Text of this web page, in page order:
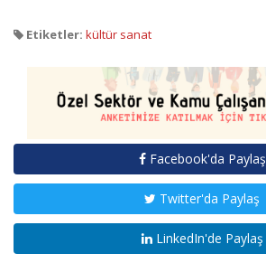
Etiketler: kültür sanat
Facebook'da Paylaş
Twitter'da Paylaş
LinkedIn'de Paylaş